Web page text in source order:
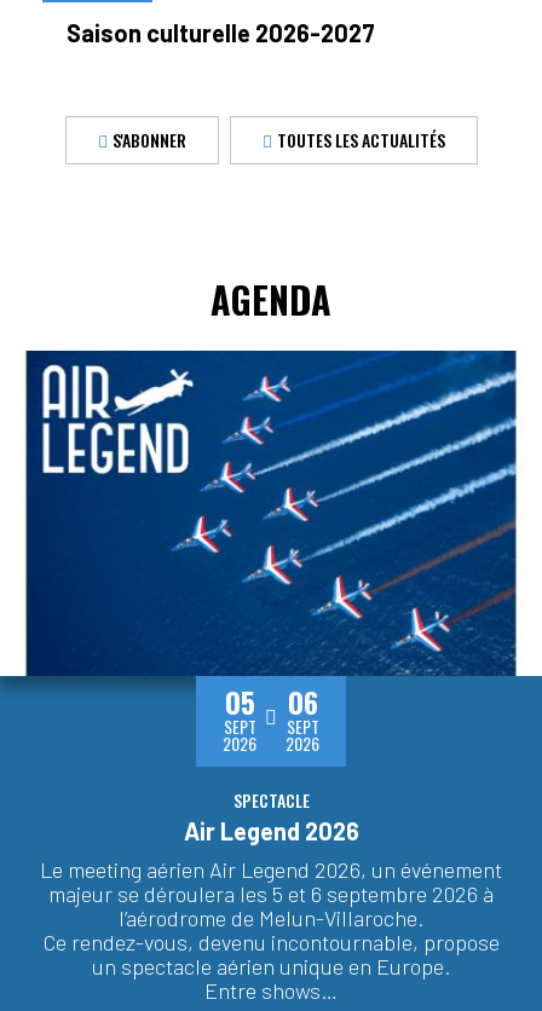
Saison culturelle 2026-2027
S'ABONNER TOUTES LES ACTUALITÉS
AGENDA
05
SEPT
2026
06
SEPT
2026
SPECTACLE
Air Legend 2026
Le meeting aérien Air Legend 2026, un événement
majeur se déroulera les 5 et 6 septembre 2026 à
l’aérodrome de Melun-Villaroche.
Ce rendez-vous, devenu incontournable, propose
un spectacle aérien unique en Europe.
Entre shows…